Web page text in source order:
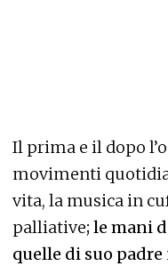
Il prima e il dopo
movimenti
vita, la musica in
palliative; le mani
quelle di suo